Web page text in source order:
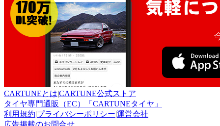
CARTUNEとは|CARTUNE公式ストア
タイヤ専門通販（EC）「CARTUNEタイヤ」
利用規約|プライバシーポリシー|運営会社
広告掲載のお問合せ